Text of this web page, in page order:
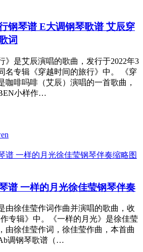
钢琴谱 E大调钢琴歌谱 艾辰穿
词
》是艾辰演唱的歌曲，发行于2022年3
名专辑《穿越时间的旅行》中。 《穿
咖啡吗啡（艾辰）演唱的一首歌曲，
小样作…
谱 一样的月光徐佳莹钢琴伴奏
由徐佳莹作词作曲并演唱的歌曲，收
专辑》中。《一样的月光》是徐佳莹
由徐佳莹作词，徐佳莹作曲，本首曲
调钢琴歌谱（…